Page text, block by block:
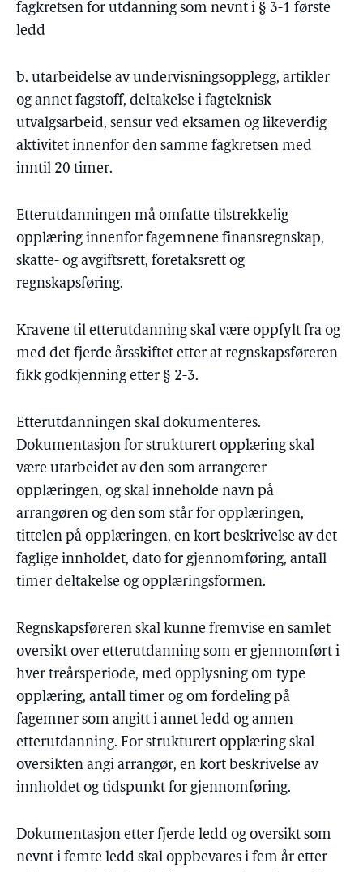
fagkretsen for utdanning som nevnt i § 3-1 første
ledd
b. utarbeidelse av undervisningsopplegg, artikler
og annet fagstoff, deltakelse i fagteknisk
utvalgsarbeid, sensur ved eksamen og likeverdig
aktivitet innenfor den samme fagkretsen med
inntil 20 timer.
Etterutdanningen må omfatte tilstrekkelig
opplæring innenfor fagemnene finansregnskap,
skatte- og avgiftsrett, foretaksrett og
regnskapsføring.
Kravene til etterutdanning skal være oppfylt fra og
med det fjerde årsskiftet etter at regnskapsføreren
fikk godkjenning etter § 2-3.
Etterutdanningen skal dokumenteres.
Dokumentasjon for strukturert opplæring skal
være utarbeidet av den som arrangerer
opplæringen, og skal inneholde navn på
arrangøren og den som står for opplæringen,
tittelen på opplæringen, en kort beskrivelse av det
faglige innholdet, dato for gjennomføring, antall
timer deltakelse og opplæringsformen.
Regnskapsføreren skal kunne fremvise en samlet
oversikt over etterutdanning som er gjennomført i
hver treårsperiode, med opplysning om type
opplæring, antall timer og om fordeling på
fagemner som angitt i annet ledd og annen
etterutdanning. For strukturert opplæring skal
oversikten angi arrangør, en kort beskrivelse av
innholdet og tidspunkt for gjennomføring.
Dokumentasjon etter fjerde ledd og oversikt som
nevnt i femte ledd skal oppbevares i fem år etter